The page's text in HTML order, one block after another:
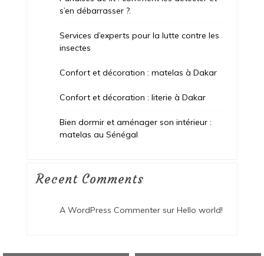
s’en débarrasser ?.
Services d’experts pour la lutte contre les
insectes
Confort et décoration : matelas à Dakar
Confort et décoration : literie à Dakar
Bien dormir et aménager son intérieur :
matelas au Sénégal
Recent Comments
A WordPress Commentersur Hello world!